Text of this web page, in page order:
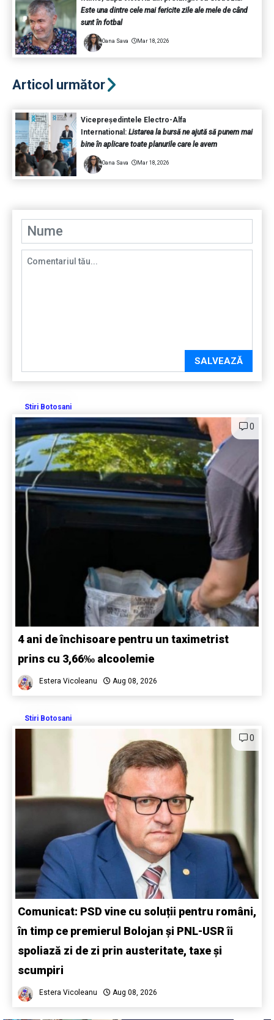
Este una dintre cele mai fericite zile ale mele de când
sunt în fotbal
Oana Sava Mar 18, 2026
Articol următor
Vicepreședintele Electro-Alfa
International: Listarea la bursă ne ajută să punem mai
bine în aplicare toate planurile care le avem
Oana Sava Mar 18, 2026
SALVEAZĂ
Stiri Botosani
0
4 ani de închisoare pentru un taximetrist
prins cu 3,66‰ alcoolemie
Estera Vicoleanu Aug 08, 2026
Stiri Botosani
0
Comunicat: PSD vine cu soluții pentru români,
în timp ce premierul Bolojan și PNL-USR îi
spoliază zi de zi prin austeritate, taxe și
scumpiri
Estera Vicoleanu Aug 08, 2026